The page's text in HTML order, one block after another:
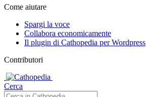
Come aiutare
Spargi la voce
Collabora economicamente
Il plugin di Cathopedia per Wordpress
Contributori
Cerca